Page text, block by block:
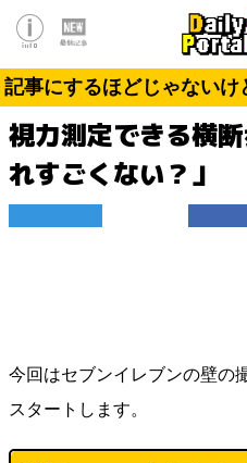
記事にするほどじゃないけ
視力測定できる横
れすごくない？」
今回はセブンイレブンの壁の
スタートします。